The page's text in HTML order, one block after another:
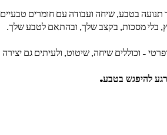
תנועה בטבע, שיחה ועבודה עם חומרים טבעיים
בלי מסכות, בקצב שלך, ובהתאם לטבע שלך.
– וכוללים שיחה, שיטוט, ולעיתים גם יצירה
להיפגש בטבע.